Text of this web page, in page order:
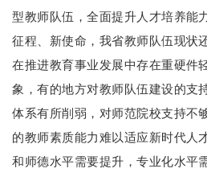
型教师队伍，全面提升人才培养能
征程、新使命，我省教师队伍现状
在推进教育事业发展中存在重硬件
象，有的地方对教师队伍建设的支
体系有所削弱，对师范院校支持不
的教师素质能力难以适应新时代人
和师德水平需要提升，专业化水平